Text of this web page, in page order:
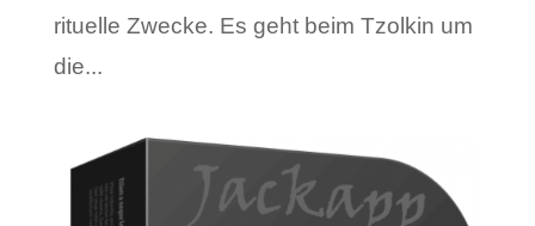
rituelle Zwecke. Es geht beim Tzolkin um
die...